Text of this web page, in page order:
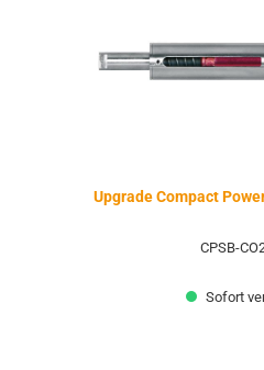
Upgrade Compact
CPSB-
Sofort